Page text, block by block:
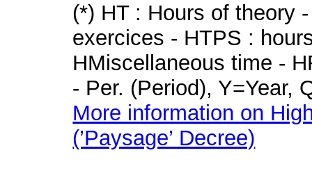
(*) HT : Hours of theory
exercices - HTPS :
HMiscellaneous time -
- Per. (Period), Y=Year,
More information on
(’Paysage’ Decree)